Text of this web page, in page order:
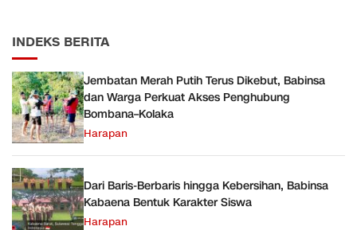
INDEKS BERITA
Jembatan Merah Putih Terus Dikebut, Babinsa
dan Warga Perkuat Akses Penghubung
Bombana–Kolaka
Harapan
Dari Baris-Berbaris hingga Kebersihan, Babinsa
Kabaena Bentuk Karakter Siswa
Harapan